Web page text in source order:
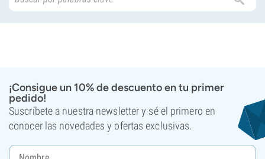
¡Consigue un 10% de descuento en tu primer
pedido!
Suscríbete a nuestra newsletter y sé el primero en
conocer las novedades y ofertas exclusivas.